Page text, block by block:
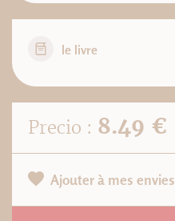
le livre
Precio : 8.49 €
Ajouter à mes envies